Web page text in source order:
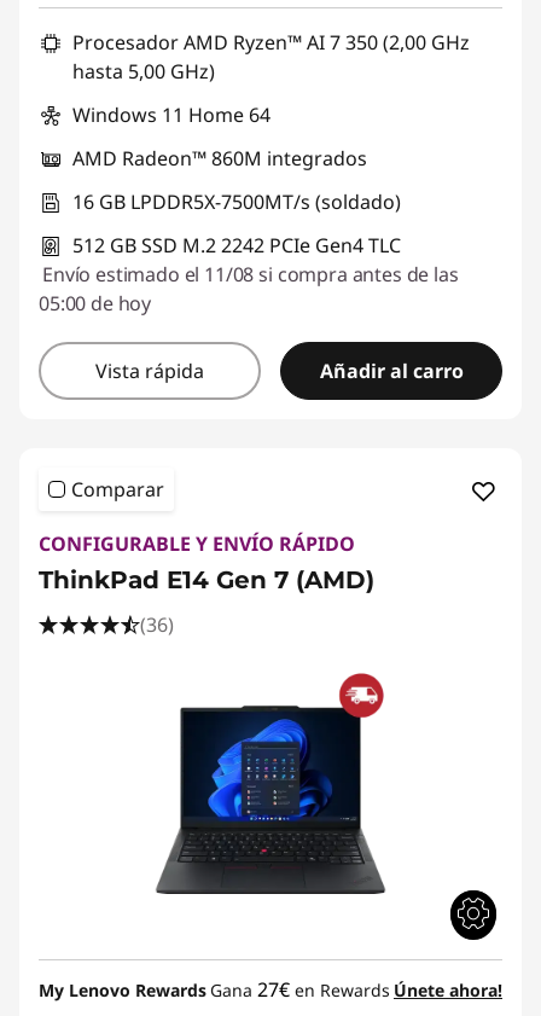
Procesador AMD Ryzen™ AI 7 350 (2,00 GHz
hasta 5,00 GHz)
Windows 11 Home 64
AMD Radeon™ 860M integrados
16 GB LPDDR5X-7500MT/s (soldado)
512 GB SSD M.2 2242 PCIe Gen4 TLC
Envío estimado el 11/08 si compra antes de las
05:00 de hoy
Vista rápida Añadir al carro
Comparar
CONFIGURABLE Y ENVÍO RÁPIDO
ThinkPad E14 Gen 7 (AMD)
(36)
My Lenovo Rewards Gana 27€ en Rewards Únete ahora!